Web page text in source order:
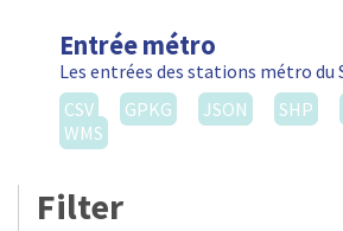
Entrée métro
Les entrées des stations métro du
CSV
GPKG JSON SHP
WMS
Filter